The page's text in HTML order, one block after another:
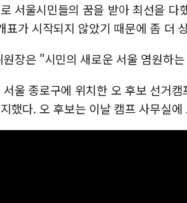
서울시민들의 꿈을 받아 최선을
표가 시작되지 않았기 때문에 좀 더
원장은 "시민의 새로운 서울 염원하
서울 종로구에 위치한 오 후보 선거
했다. 오 후보는 이날 캠프 사무실